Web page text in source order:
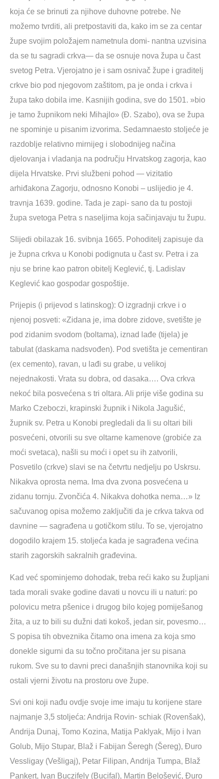
koja će se brinuti za njihove duhovne potrebe. Ne
možemo tvrditi, ali pretpostaviti da, kako im se za centar
župe svojim položajem nametnula domi- nantna uzvisina
da se tu sagradi crkva— da se osnuje nova župa u čast
svetog Petra. Vjerojatno je i sam osnivač župe i graditelj
crkve bio pod njegovom zaštitom, pa je onda i crkva i
župa tako dobila ime. Kasnijih godina, sve do 1501. »bio
je tamo župnikom neki Mihajlo» (Đ. Szabo), ova se župa
ne spominje u pisanim izvorima. Sedamnaesto stoljeće je
razdoblje relativno mirnijeg i slobodnijeg načina
djelovanja i vladanja na području Hrvatskog zagorja, kao
dijela Hrvatske. Prvi službeni pohod — vizitatio
arhiđakona Zagorju, odnosno Konobi – uslijedio je 4.
travnja 1639. godine. Tada je zapi- sano da tu postoji
župa svetoga Petra s naseljima koja sačinjavaju tu župu.
Slijedi obilazak 16. svibnja 1665. Pohoditelj zapisuje da
je župna crkva u Konobi podignuta u čast sv. Petra i za
nju se brine kao patron obitelj Keglević, tj. Ladislav
Keglević kao gospodar gospoštije.
Prijepis (i prijevod s latinskog): O izgradnji crkve i o
njenoj posveti: «Zidana je, ima dobre zidove, svetište je
pod zidanim svodom (boltama), iznad lađe (tijela) je
tabulat (daskama nadsvođen). Pod svetišta je cementiran
(ex cemento), ravan, u lađi su grabe, u velikoj
nejednakosti. Vrata su dobra, od dasaka…. Ova crkva
nekoć bila posvećena s tri oltara. Ali prije više godina su
Marko Czeboczi, krapinski župnik i Nikola Jagušić,
župnik sv. Petra u Konobi pregledali da li su oltari bili
posvećeni, otvorili su sve oltarne kamenove (grobiće za
moći svetaca), našli su moći i opet su ih zatvorili,
Posvetilo (crkve) slavi se na četvrtu nedjelju po Uskrsu.
Nikakva oprosta nema. Ima dva zvona posvećena u
zidanu tornju. Zvončića 4. Nikakva dohotka nema…» Iz
sačuvanog opisa možemo zaključiti da je crkva takva od
davnine — sagrađena u gotičkom stilu. To se, vjerojatno
dogodilo krajem 15. stoljeća kada je sagrađena većina
starih zagorskih sakralnih građevina.
Kad već spominjemo dohodak, treba reći kako su župljani
tada morali svake godine davati u novcu ili u naturi: po
polovicu metra pšenice i drugog bilo kojeg pomiješanog
žita, a uz to bili su dužni dati kokoš, jedan sir, povesmo…
S popisa tih obveznika čitamo ona imena za koja smo
donekle sigurni da su točno pročitana jer su pisana
rukom. Sve su to davni preci današnjih stanovnika koji su
ostali vjerni životu na prostoru ove župe.
Svi oni koji nađu ovdje svoje ime imaju tu korijene stare
najmanje 3,5 stoljeća: Andrija Rovin- schiak (Rovenšak),
Andrija Dunaj, Tomo Kozina, Matija Paklyak, Mijo i Ivan
Golub, Mijo Stupar, Blaž i Fabijan Šeregh (Šereg), Đuro
Vessligay (Vešligaj), Petar Filipan, Andrija Tumpa, Blaž
Pankert, Ivan Buczifely (Bucifal), Martin Belošević, Đuro